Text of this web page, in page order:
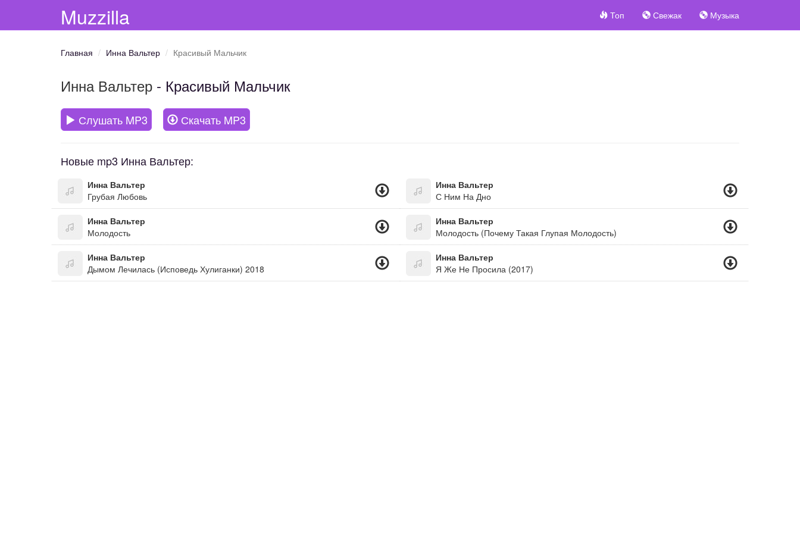
Muzzilla Топ Свежак Музыка
Главная Инна Вальтер Красивый Мальчик
Инна Вальтер - Красивый Мальчик
Слушать MP3 Скачать MP3
Новые mp3 Инна Вальтер:
Инна Вальтер
Грубая Любовь
Инна Вальтер
С Ним На Дно
Инна Вальтер
Молодость
Инна Вальтер
Молодость (Почему Такая Глупая Молодость)
Инна Вальтер
Дымом Лечилась (Исповедь Хулиганки) 2018
Инна Вальтер
Я Же Не Просила (2017)